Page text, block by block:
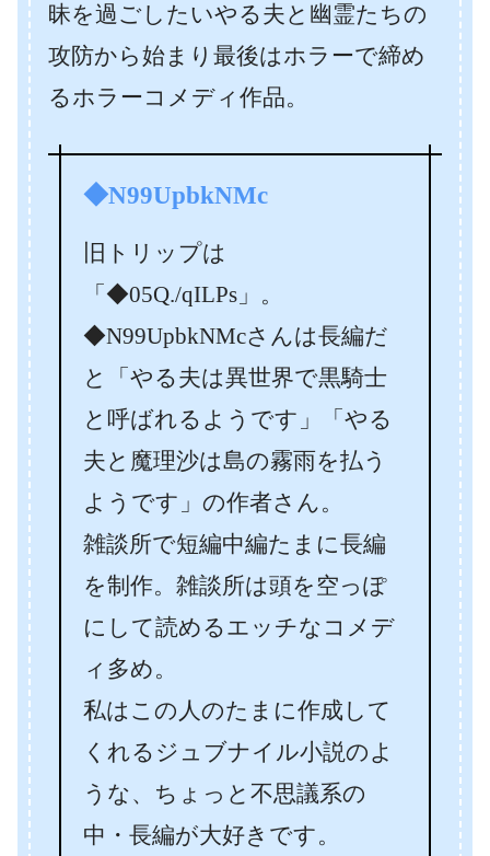
昧を過ごしたいやる夫と幽霊たちの
攻防から始まり最後はホラーで締め
るホラーコメディ作品。
◆N99UpbkNMc
旧トリップは
「◆05Q./qILPs」。
◆N99UpbkNMcさんは長編だ
と「やる夫は異世界で黒騎士
と呼ばれるようです」「やる
夫と魔理沙は島の霧雨を払う
ようです」の作者さん。
雑談所で短編中編たまに長編
を制作。雑談所は頭を空っぽ
にして読めるエッチなコメデ
ィ多め。
私はこの人のたまに作成して
くれるジュブナイル小説のよ
うな、ちょっと不思議系の
中・長編が大好きです。